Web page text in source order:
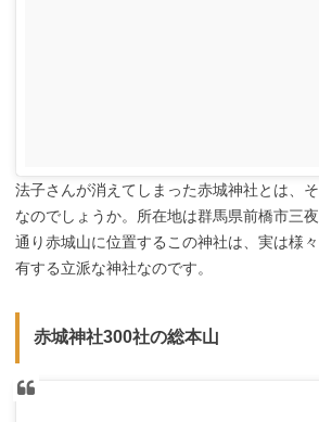
法子さんが消えてしまった赤城神社とは、
なのでしょうか。所在地は群馬県前橋市三
通り赤城山に位置するこの神社は、実は様
有する立派な神社なのです。
赤城神社300社の総本山